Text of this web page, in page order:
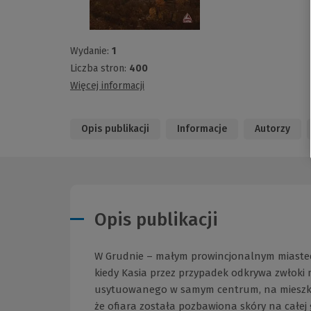
Wydanie: 1
Liczba stron: 400
Więcej informacji
Opis publikacji Informacje Autorzy
Opis publikacji
W Grudnie – małym prowincjonalnym
kiedy Kasia przez przypadek odkrywa
usytuowanego w samym centrum, na
że ofiara została pozbawiona skóry na